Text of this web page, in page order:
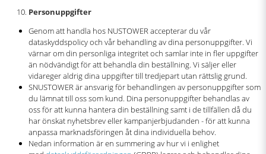
Personuppgifter
Genom att handla hos NUSTOWER accepterar du vår
dataskyddspolicy och vår behandling av dina personuppgifter. Vi
värnar om din personliga integritet och samlar inte in fler uppgifter
än nödvändigt för att behandla din beställning. Vi säljer eller
vidareger aldrig dina uppgifter till tredjepart utan rättslig grund.
SNUSTOWER är ansvarig för behandlingen av personuppgifter som
du lämnat till oss som kund. Dina personuppgifter behandlas av
oss för att kunna hantera din beställning samt i de tillfällen då du
har önskat nyhetsbrev eller kampanjerbjudanden - för att kunna
anpassa marknadsföringen åt dina individuella behov.
Nedan information är en summering av hur vi i enlighet